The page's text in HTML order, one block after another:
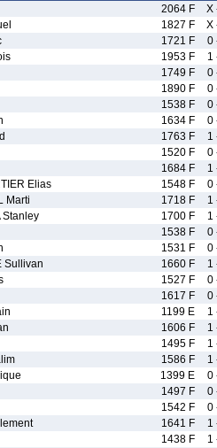
2064 F X
1827 F X
1721 F 0
1953 F 1
1749 F 0
1890 F 0
1538 F 0
1634 F 0
1763 F 1
1520 F 0
1684 F 1
Elias 1548 F 0
Marti 1718 F 1
Stanley 1700 F 1
1538 F 0
1531 F 0
Sullivan 1660 F 1
1527 F 0
1617 F 0
1199 E 1
1606 F 1
1495 F 1
1586 F 1
1399 E 0
1497 F 0
1542 F 0
1641 F 1
1438 F 1